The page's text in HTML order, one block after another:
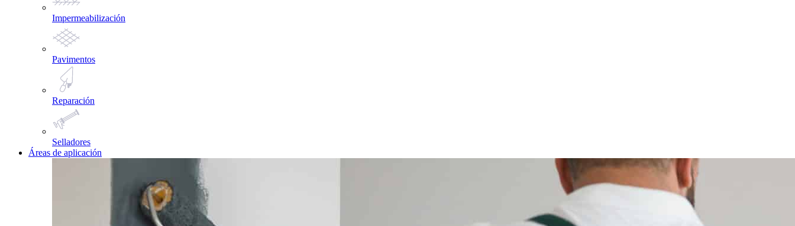
Impermeabilización
Pavimentos
Reparación
Selladores
Áreas de aplicación